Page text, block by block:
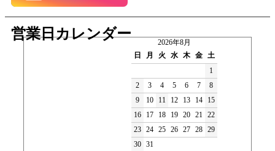
営業日カレンダー
2026年8月
日
月 火 水 木 金 土
1
2
3 4 5 6 7
8
9
10 11 12 13 14
15
16
17 18 19 20 21 22
23 24 25 26 27 28 29
30 31